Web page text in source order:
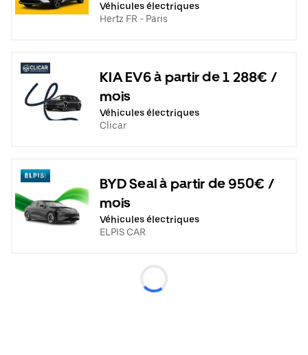
Véhicules électriques
Hertz FR - Paris
KIA EV6 à partir de 1 288€ /
mois
Véhicules électriques
Clicar
BYD Seal à partir de 950€ /
mois
Véhicules électriques
ELPIS CAR